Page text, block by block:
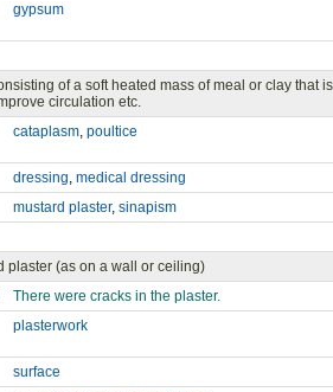
gypsum
of a soft heated mass of meal or clay that
circulation etc.
cataplasm, poultice
dressing, medical dressing
mustard plaster, sinapism
plaster (as on a wall or ceiling)
There were cracks in the plaster.
plasterwork
surface